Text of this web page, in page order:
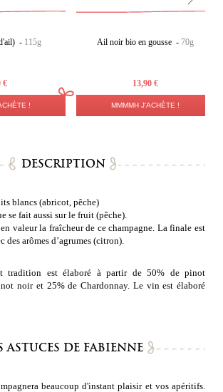
- 115g
€
!
Ail noir bio en gousse - 70g
13,90 €
MMMMH J'ACHÈTE !
DESCRIPTION
blancs (abricot, pêche)
se fait aussi sur le fruit (pêche).
en valeur la fraîcheur de ce champagne. La finale est
des arômes d’agrumes (citron).
tradition est élaboré à partir de 50% de pinot
noir et 25% de Chardonnay. Le vin est élaboré
ASTUCES DE FABIENNE
beaucoup d'instant plaisir et vos apéritifs.